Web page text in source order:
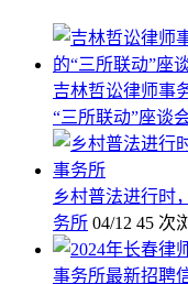
吉林哲讼律师事
“三所联动”座谈
乡村普法进行时
务所 04/12 45 次
事务所最新招聘